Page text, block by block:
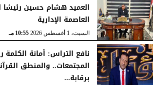
العميد هشام حسين رئيسًا
العاصمة الإدارية
السبت، 1 أغسطس 2026 10:55 مـ
نافع التراس: أمانة الكلمة
المجتمعات.. والمنطق
برقابة...